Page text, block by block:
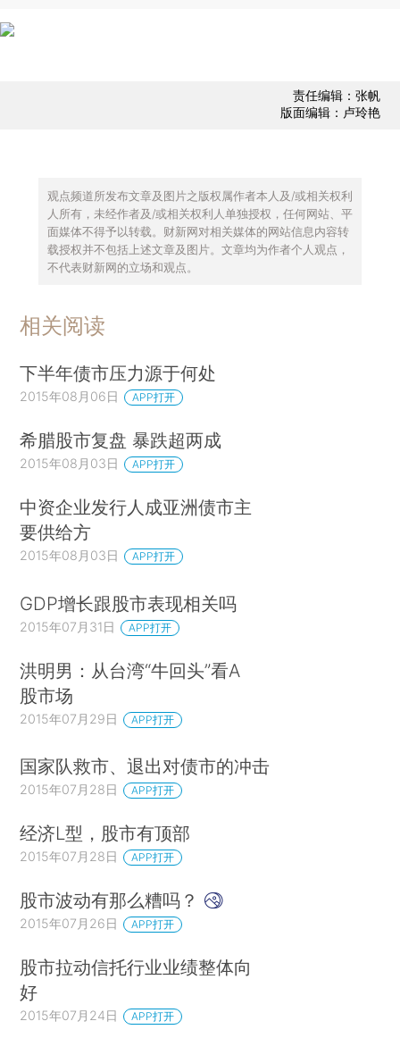
责任编辑：张帆
版面编辑：卢玲艳
观点频道所发布文章及图片之版权属作者本人及/或相关权利
人所有，未经作者及/或相关权利人单独授权，任何网站、平
面媒体不得予以转载。财新网对相关媒体的网站信息内容转
载授权并不包括上述文章及图片。文章均为作者个人观点，
不代表财新网的立场和观点。
相关阅读
下半年债市压力源于何处
2015年08月06日 APP打开
希腊股市复盘 暴跌超两成
2015年08月03日 APP打开
中资企业发行人成亚洲债市主
要供给方
2015年08月03日 APP打开
GDP增长跟股市表现相关吗
2015年07月31日 APP打开
洪明男：从台湾“牛回头”看A
股市场
2015年07月29日 APP打开
国家队救市、退出对债市的冲击
2015年07月28日 APP打开
经济L型，股市有顶部
2015年07月28日 APP打开
股市波动有那么糟吗？
2015年07月26日 APP打开
股市拉动信托行业业绩整体向
好
2015年07月24日 APP打开